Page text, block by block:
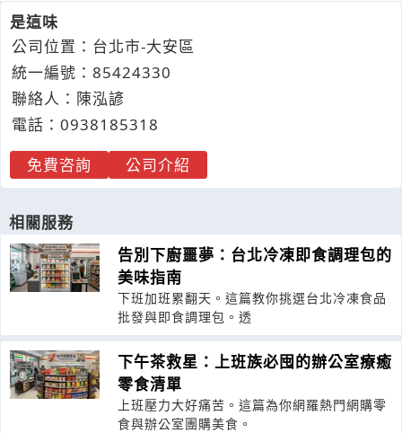
是這味
公司位置：台北市-大安區
統一編號：85424330
聯絡人：陳泓諺
電話： 09381 85318
免費咨詢
公司介紹
相關服務
告別下廚噩夢：台北冷凍即食調理包的
美味指南
下班加班累翻天。這篇教你挑選台北冷凍食品
批發與即食調理包。透
下午茶救星：上班族必囤的辦公室療癒
零食清單
上班壓力大好痛苦。這篇為你網羅熱門網購零
食與辦公室團購美食。